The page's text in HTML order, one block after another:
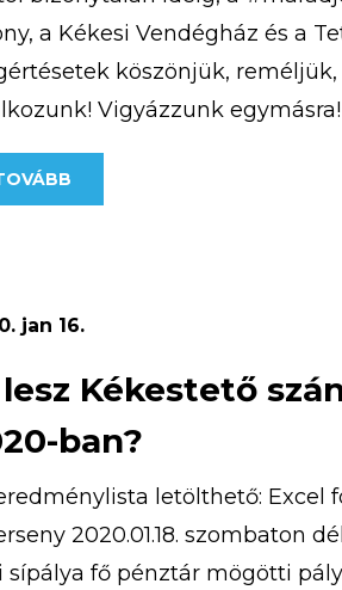
a Kékesi Vendégház és a
köszönjük,
Vigyázzunk egymásra!
jan 16.
Kékestető
ban?
letölthető:
2020.01.18. szombaton
sípálya fő pénztár mögötti